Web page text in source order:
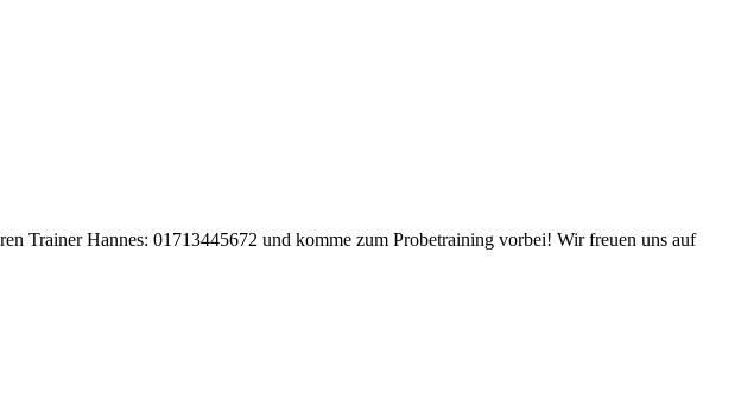
Trainer Hannes: 01713445672 und komme zum Probetraining vorbei! Wir freuen uns auf